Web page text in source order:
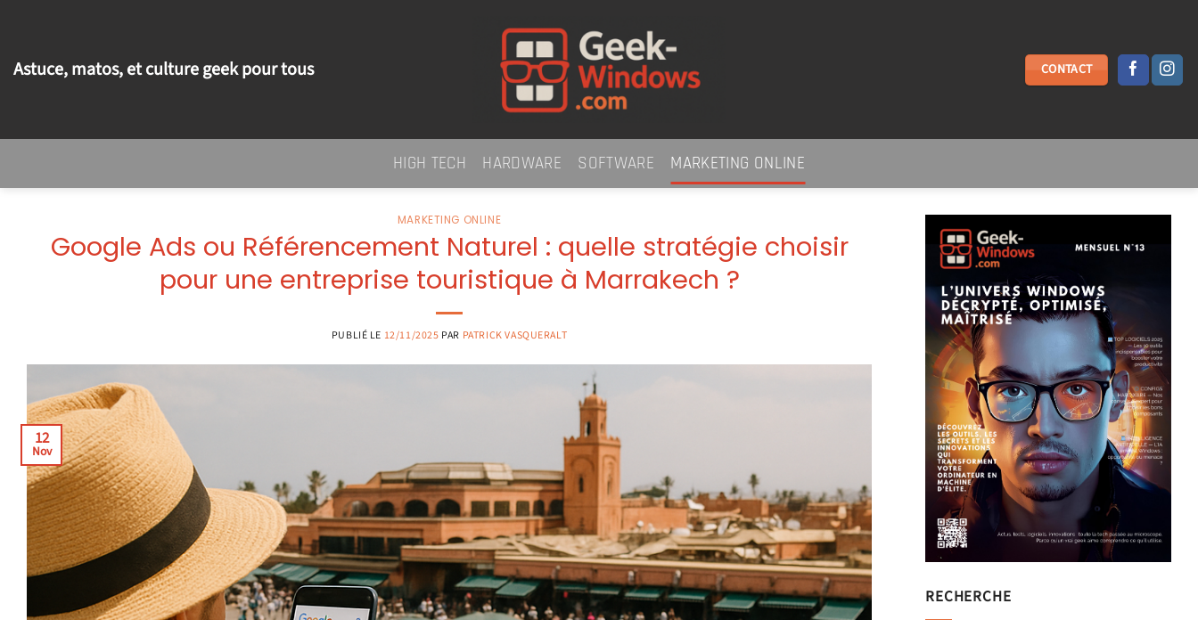
contenu
Astuce, matos, et culture geek pour tous CONTACT
HIGH TECH HARDWARE SOFTWARE MARKETING ONLINE
MARKETING ONLINE
Google Ads ou Référencement Naturel : quelle stratégie choisir
pour une entreprise touristique à Marrakech ?
PUBLIÉ LE 12/11/2025 PAR PATRICK VASQUERALT
12
Nov
RECHERCHE